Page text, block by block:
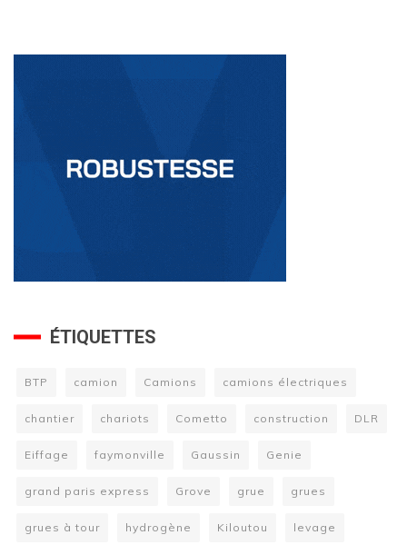
ÉTIQUETTES
BTP camion Camions camions électriques
chantier chariots Cometto construction DLR
Eiffage faymonville Gaussin Genie
grand paris express Grove grue grues
grues à tour hydrogène Kiloutou levage